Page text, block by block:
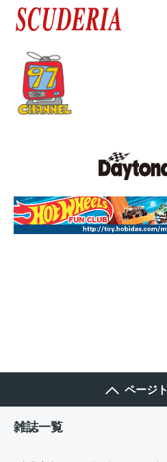
ページ
雑誌一覧